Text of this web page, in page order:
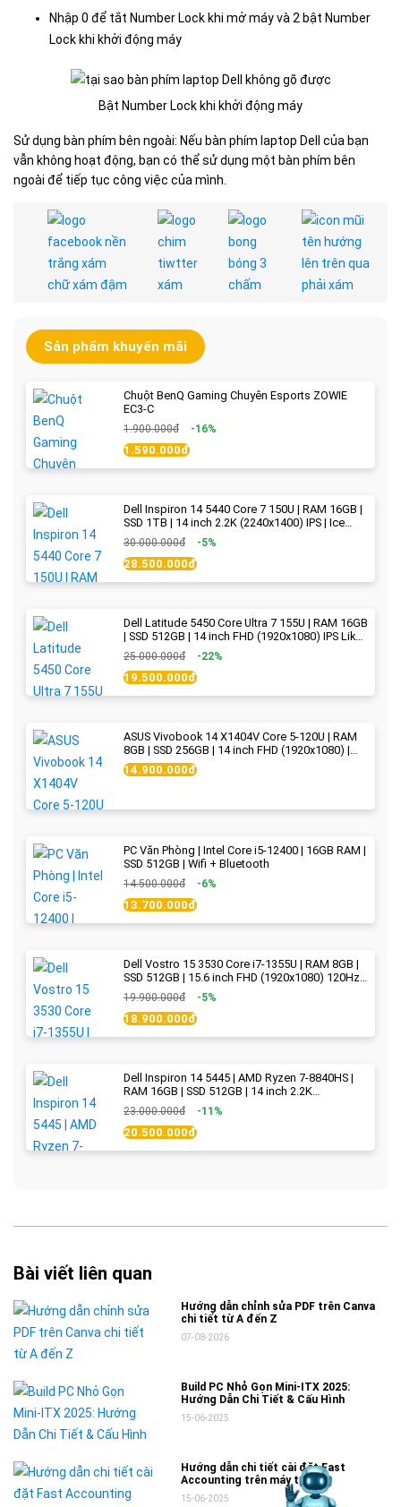
Nhập 0 để tắt Number Lock khi mở máy và 2 bật Number
Lock khi khởi động máy
Bật Number Lock khi khởi động máy
Sử dụng bàn phím bên ngoài: Nếu bàn phím laptop Dell của bạn
vẫn không hoạt động, bạn có thể sử dụng một bàn phím bên
ngoài để tiếp tục công việc của mình.
Sản phẩm khuyến mãi
Chuột BenQ Gaming Chuyên Esports ZOWIE
EC3-C
1.900.000đ -16%
1.590.000đ
Dell Inspiron 14 5440 Core 7 150U | RAM 16GB |
SSD 1TB | 14 inch 2.2K (2240x1400) IPS | Ice
Blue - New Fullbox
30.000.000đ -5%
28.500.000đ
Dell Latitude 5450 Core Ultra 7 155U | RAM 16GB
| SSD 512GB | 14 inch FHD (1920x1080) IPS Like
new
25.000.000đ -22%
19.500.000đ
ASUS Vivobook 14 X1404V Core 5-120U | RAM
8GB | SSD 256GB | 14 inch FHD (1920x1080) |
Quiet Blue - New Fullbox
14.900.000đ
PC Văn Phòng | Intel Core i5-12400 | 16GB RAM |
SSD 512GB | Wifi + Bluetooth
14.500.000đ -6%
13.700.000đ
Dell Vostro 15 3530 Core i7-1355U | RAM 8GB |
SSD 512GB | 15.6 inch FHD (1920x1080) 120Hz
WVA | Black | New Fullbox
19.900.000đ -5%
18.900.000đ
Dell Inspiron 14 5445 | AMD Ryzen 7-8840HS |
RAM 16GB | SSD 512GB | 14 inch 2.2K
(2240x1400) IPS 300nits | Ice Blue - New Fullbox
23.000.000đ -11%
20.500.000đ
Bài viết liên quan
Hướng dẫn chỉnh sửa PDF trên Canva
chi tiết từ A đến Z
07-08-2026
Build PC Nhỏ Gọn Mini-ITX 2025:
Hướng Dẫn Chi Tiết & Cấu Hình
15-06-2025
Hướng dẫn chi tiết cài đặt Fast
Accounting trên máy trạm
15-06-2025